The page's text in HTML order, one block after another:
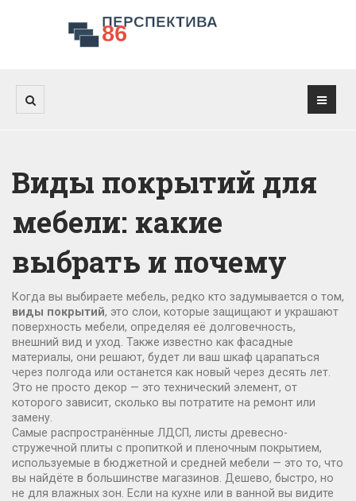
Виды покрытий для
мебели: какие
выбрать и почему
Когда вы выбираете мебель, редко кто задумывается о том,
виды покрытий, это слои, которые защищают и украшают
поверхность мебели, определяя её долговечность,
внешний вид и уход . Также известно как фасадные
материалы, они решают, будет ли ваш шкаф царапаться
через полгода или останется как новый через десять лет.
Это не просто декор — это технический элемент, от
которого зависит, сколько вы потратите на ремонт или
замену.
Самые распространённые ЛДСП, листы древесно-
стружечной плиты с пропиткой и пленочным покрытием,
используемые в бюджетной и средней мебели — это то, что
вы найдёте в большинстве магазинов. Дешево, быстро, но
не для влажных зон. Если на кухне или в ванной вы видите